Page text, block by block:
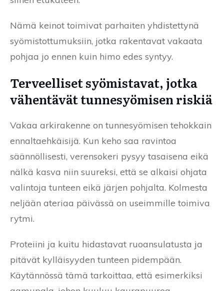
Nämä keinot toimivat parhaiten yhdistettynä
syömistottumuksiin, jotka rakentavat vakaata
pohjaa jo ennen kuin himo edes syntyy.
Terveelliset syömistavat, jotka
vähentävät tunnesyömisen riskiä
Vakaa arkirakenne on tunnesyömisen tehokkain
ennaltaehkäisijä. Kun keho saa ravintoa
säännöllisesti, verensokeri pysyy tasaisena eikä
nälkä kasva niin suureksi, että se alkaisi ohjata
valintoja tunteen eikä järjen pohjalta. Kolmesta
neljään ateriaa päivässä on useimmille toimiva
rytmi.
Proteiini ja kuitu hidastavat ruoansulatusta ja
pitävät kylläisyyden tunteen pidempään.
Käytännössä tämä tarkoittaa, että esimerkiksi